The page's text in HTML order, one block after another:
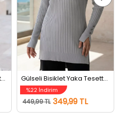
Gülseli Bisiklet Yaka Tesettür Triko Tunik İndigo Gülseli Bisiklet Yaka Tesettür Triko Tunik Gri
%22 İndirim
449,99 TL 349,99 TL